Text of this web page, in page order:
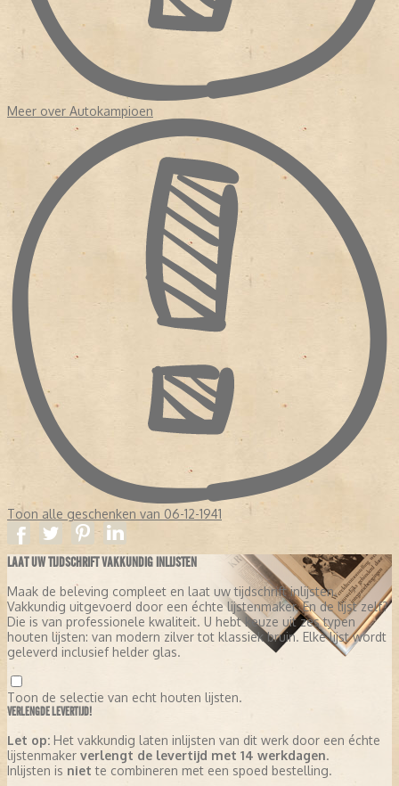
Meer over Autokampioen
Toon alle geschenken van 06-12-1941
LAAT UW TIJDSCHRIFT VAKKUNDIG INLIJSTEN
Maak de beleving compleet en laat uw tijdschrift inlijsten.
Vakkundig uitgevoerd door een échte lijstenmaker. En de lijst zelf?
Die is van professionele kwaliteit. U hebt keuze uit zes typen
houten lijsten: van modern zilver tot klassiek bruin. Elke lijst wordt
geleverd inclusief helder glas.
Toon de selectie van echt houten lijsten.
VERLENGDE LEVERTIJD!
Let op: Het vakkundig laten inlijsten van dit werk door een échte
lijstenmaker verlengt de levertijd met 14 werkdagen.
Inlijsten is niet te combineren met een spoed bestelling.